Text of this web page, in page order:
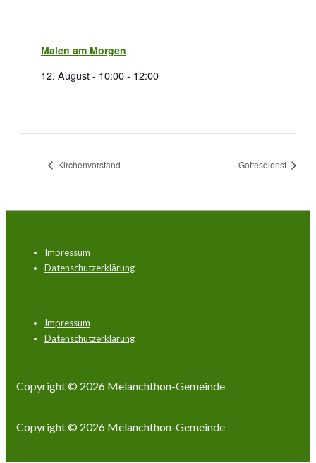
Malen am Morgen
12. August - 10:00- 12:00
Kirchenvorstand Gottesdienst
Footer-
Menü
Impressum
Datenschutzerklärung
Footer-
Menü
Impressum
Datenschutzerklärung
Copyright © 2026 Melanchthon-Gemeinde
Copyright © 2026 Melanchthon-Gemeinde